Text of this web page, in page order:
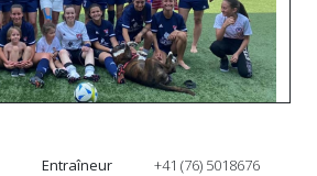
Entraîneur +41 (76) 5018676